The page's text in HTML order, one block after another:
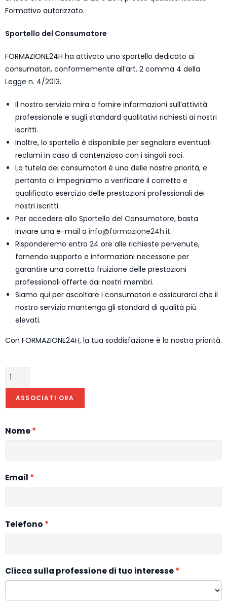
Formativo autorizzato.
Sportello del Consumatore
FORMAZIONE24H ha attivato uno sportello dedicato ai
consumatori, conformemente all’art. 2 comma 4 della
Legge n. 4/2013.
Il nostro servizio mira a fornire informazioni sull’attività
professionale e sugli standard qualitativi richiesti ai nostri
iscritti.
Inoltre, lo sportello è disponibile per segnalare eventuali
reclami in caso di contenzioso con i singoli soci.
La tutela dei consumatori è una delle nostre priorità, e
pertanto ci impegniamo a verificare il corretto e
qualificato esercizio delle prestazioni professionali dei
nostri iscritti.
Per accedere allo Sportello del Consumatore, basta
inviare una e-mail a info@formazione24h.it.
Risponderemo entro 24 ore alle richieste pervenute,
fornendo supporto e informazioni necessarie per
garantire una corretta fruizione delle prestazioni
professionali offerte dai nostri membri.
Siamo qui per ascoltare i consumatori e assicurarci che il
nostro servizio mantenga gli standard di qualità più
elevati.
Con FORMAZIONE24H, la tua soddisfazione è la nostra priorità.
ASSOCIATI ORA
Nome
Email
Telefono
Clicca sulla professione di tuo interesse